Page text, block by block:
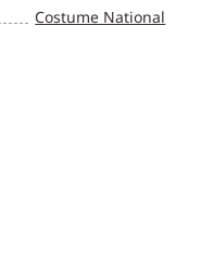
Costume National